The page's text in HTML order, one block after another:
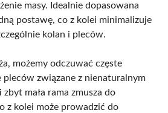
masy. Idealnie dopasowana
postawę, co z kolei minimalizuje
kolan i pleców.
możemy odczuwać częste
związane z nienaturalnym
mała rama zmusza do
z kolei może prowadzić do